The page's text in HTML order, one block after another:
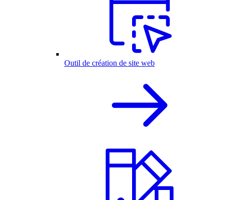
Outil de création de site web